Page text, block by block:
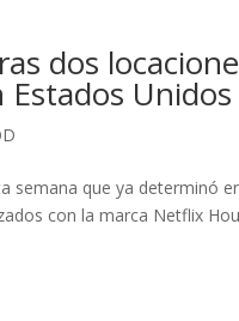
dos
semana que ya determinó
con la marca Netflix